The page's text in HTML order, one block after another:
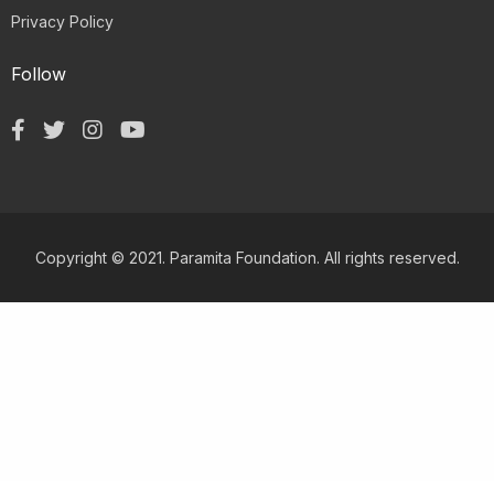
Privacy Policy
Follow
Copyright © 2021. Paramita Foundation. All rights reserved.